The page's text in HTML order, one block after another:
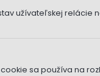
užívateľskej relácie
sa používa na